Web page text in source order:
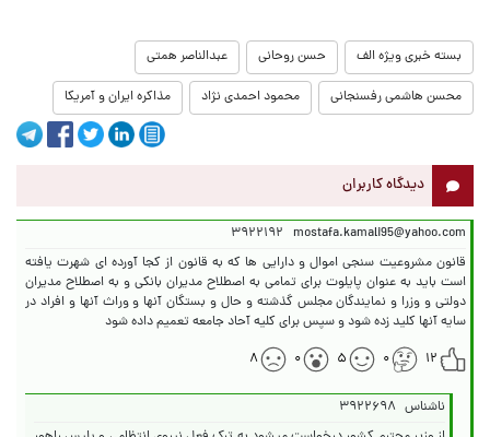
بسته خبری ویژه الف حسن روحانی عبدالناصر همتی
محسن هاشمی رفسنجانی محمود احمدی نژاد مذاکره ایران و آمریکا
دیدگاه کاربران
mostafa.kamali95@yahoo.com ۳۹۲۲۱۹۲
قانون مشروعیت سنجی اموال و دارایی ها که به قانون از کجا آورده ای شهرت یافته
است باید به عنوان پایلوت برای تمامی به اصطلاح مدیران بانکی و به اصطلاح مدیران
دولتی و وزرا و نمایندگان مجلس گذشته و حال و بستگان آنها و وراث آنها و افراد در
سایه آنها کلید زده شود و سپس برای کلیه آحاد جامعه تعمیم داده شود
۱۲
۰ ۵ ۰ ۸
ناشناس ۳۹۲۲۶۹۸